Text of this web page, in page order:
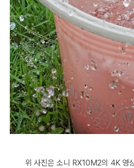
위 사진은 소니 RX10M2의 4K 영